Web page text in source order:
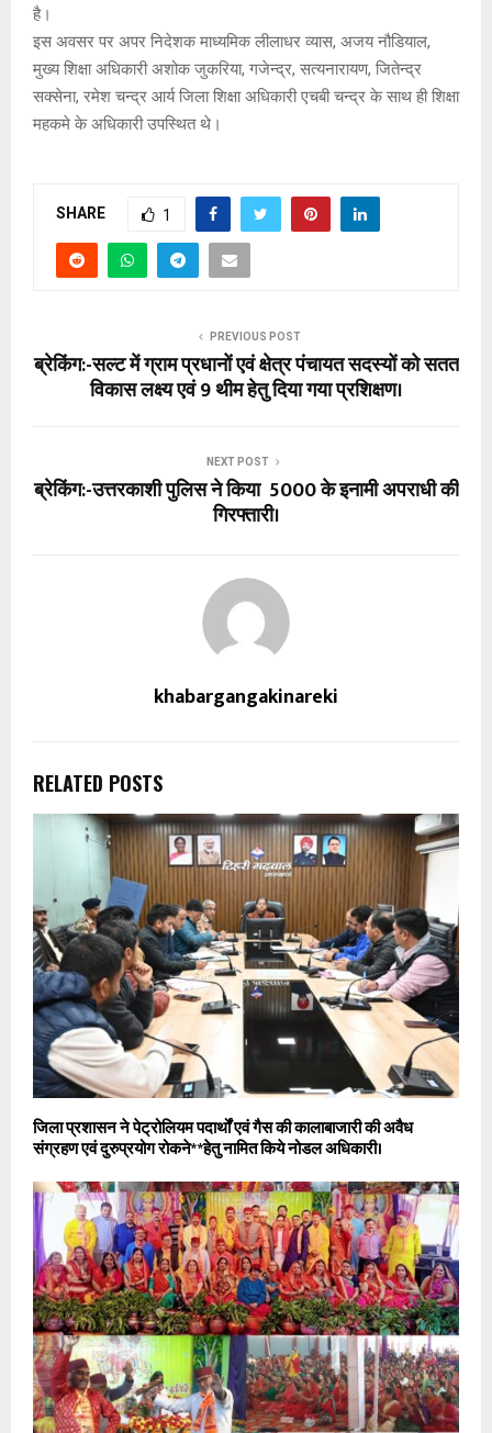
है।
इस अवसर पर अपर निदेशक माध्यमिक लीलाधर व्यास, अजय नौडियाल,
मुख्य शिक्षा अधिकारी अशोक जुकरिया, गजेन्द्र, सत्यनारायण, जितेन्द्र
सक्सेना, रमेश चन्द्र आर्य जिला शिक्षा अधिकारी एचबी चन्द्र के साथ ही शिक्षा
महकमे के अधिकारी उपस्थित थे।
SHARE 1
PREVIOUS POST
ब्रेकिंग:-सल्ट में ग्राम प्रधानों एवं क्षेत्र पंचायत सदस्यों को सतत
विकास लक्ष्य एवं 9 थीम हेतु दिया गया प्रशिक्षण।
NEXT POST
ब्रेकिंग:-उत्तरकाशी पुलिस ने किया ₹ 5000 के इनामी अपराधी की
गिरफ्तारी।
khabargangakinareki
RELATED POSTS
जिला प्रशासन ने पेट्रोलियम पदार्थों एवं गैस की कालाबाजारी की अवैध
संग्रहण एवं दुरुप्रयोग रोकने* *हेतु नामित किये नोडल अधिकारी।